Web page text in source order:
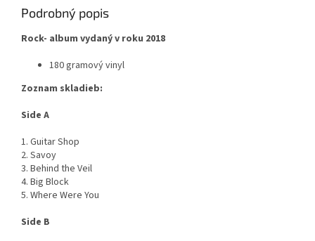
Podrobný popis
Rock- album vydaný v roku 2018
180 gramový vinyl
Zoznam skladieb:
Side A
1. Guitar Shop
2. Savoy
3. Behind the Veil
4. Big Block
5. Where Were You
Side B